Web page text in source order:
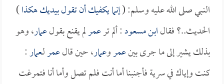
النبي صلى الله عليه وسلم: (إنما يكفيك أن تقول بيديك هكذا)
الحديث..؟ فقالابن مسعود: ألم ترعمرلم يقنع بقولعمار، وهو
بذلك يشير إلى ما جرى بينعمروعمار، حين قالعمرلـعمار:
كنت وإياك في سرية فأجنبنا أما أنت فلم تصل وأما أنا فتمرغت